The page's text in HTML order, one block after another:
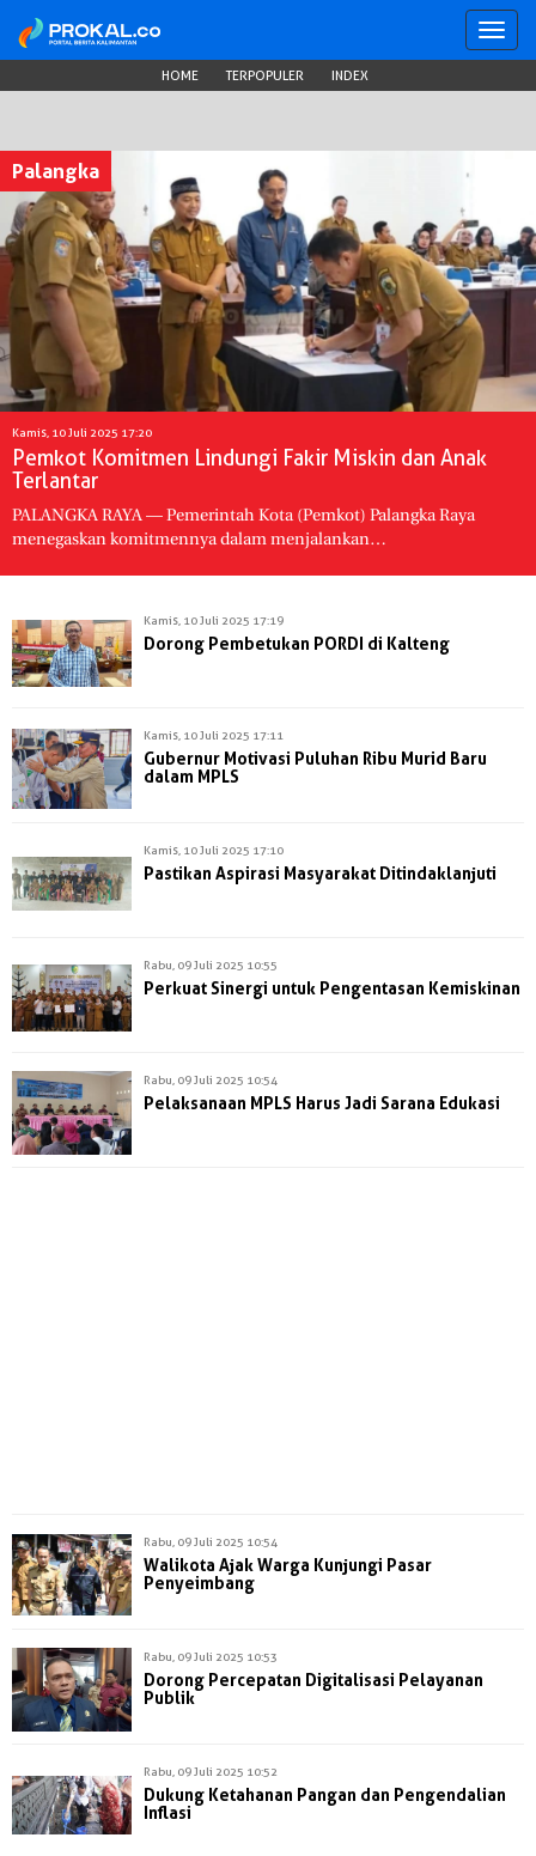
HOME TERPOPULER INDEX
Palangka
Kamis, 10 Juli 2025 17:20
Pemkot Komitmen Lindungi Fakir Miskin dan Anak
Terlantar
PALANGKA RAYA — Pemerintah Kota (Pemkot) Palangka Raya
menegaskan komitmennya dalam menjalankan…
Kamis, 10 Juli 2025 17:19
Dorong Pembetukan PORDI di Kalteng
Kamis, 10 Juli 2025 17:11
Gubernur Motivasi Puluhan Ribu Murid Baru
dalam MPLS
Kamis, 10 Juli 2025 17:10
Pastikan Aspirasi Masyarakat Ditindaklanjuti
Rabu, 09 Juli 2025 10:55
Perkuat Sinergi untuk Pengentasan Kemiskinan
Rabu, 09 Juli 2025 10:54
Pelaksanaan MPLS Harus Jadi Sarana Edukasi
Rabu, 09 Juli 2025 10:54
Walikota Ajak Warga Kunjungi Pasar
Penyeimbang
Rabu, 09 Juli 2025 10:53
Dorong Percepatan Digitalisasi Pelayanan
Publik
Rabu, 09 Juli 2025 10:52
Dukung Ketahanan Pangan dan Pengendalian
Inflasi